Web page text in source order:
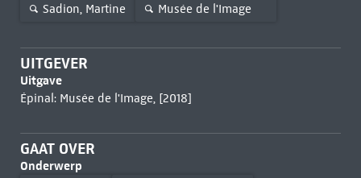
Sadion, Martine Musée de l'Image
UITGEVER
Uitgave
Épinal: Musée de l'Image, [2018]
GAAT OVER
Onderwerp